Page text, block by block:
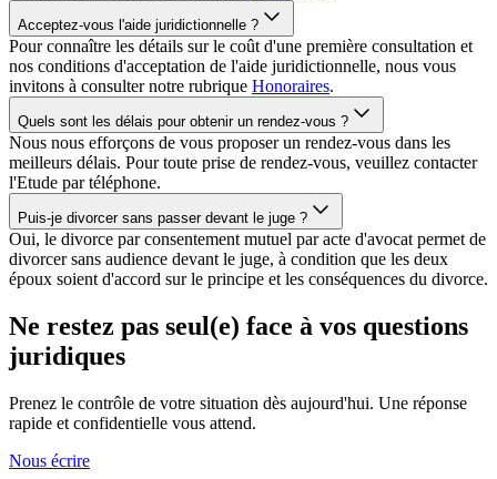
Acceptez-vous l'aide juridictionnelle ?
Pour connaître les détails sur le coût d'une première consultation et
nos conditions d'acceptation de l'aide juridictionnelle, nous vous
invitons à consulter notre rubrique Honoraires.
Quels sont les délais pour obtenir un rendez-vous ?
Nous nous efforçons de vous proposer un rendez-vous dans les
meilleurs délais. Pour toute prise de rendez-vous, veuillez contacter
l'Etude par téléphone.
Puis-je divorcer sans passer devant le juge ?
Oui, le divorce par consentement mutuel par acte d'avocat permet de
divorcer sans audience devant le juge, à condition que les deux
époux soient d'accord sur le principe et les conséquences du divorce.
Ne restez pas seul(e) face à vos questions
juridiques
Prenez le contrôle de votre situation dès aujourd'hui. Une réponse
rapide et confidentielle vous attend.
Nous écrire